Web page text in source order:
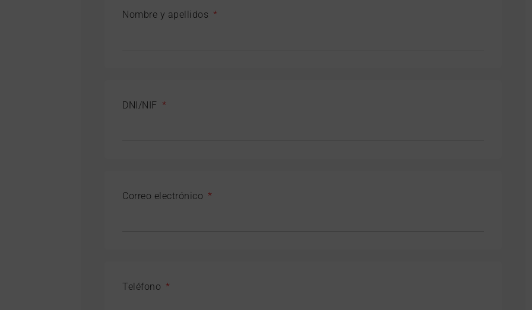
Nombre y apellidos
DNI/NIF
Correo electrónico
Teléfono